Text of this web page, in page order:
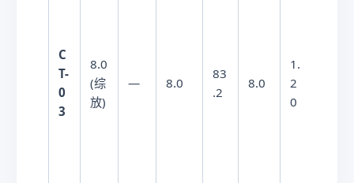
C
T-
0
3
8.0
(综
放)
— 8.0
83
.2
8.0
1.
2
0